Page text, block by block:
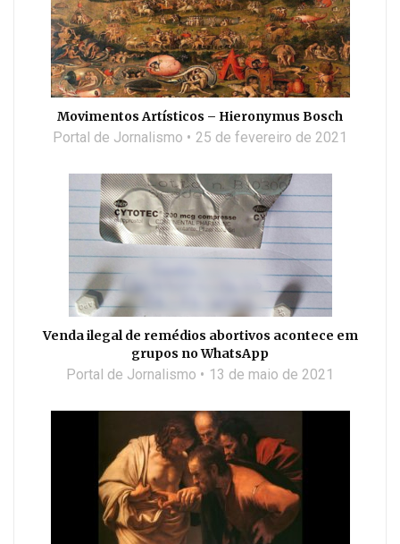
Movimentos Artísticos – Hieronymus Bosch
Portal de Jornalismo 25 de fevereiro de 2021
Venda ilegal de remédios abortivos acontece em
grupos no WhatsApp
Portal de Jornalismo 13 de maio de 2021